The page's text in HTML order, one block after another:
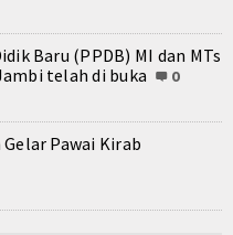
Baru (PPDB) MI dan MTs
telah di buka
0
Pawai Kirab